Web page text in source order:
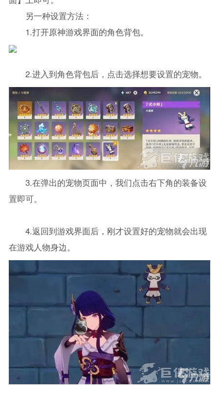
另一种设置方法：
1.打开原神游戏界面的角色背包。
2.进入到角色背包后，点击选择想要设置的宠物。
3.在弹出的宠物页面中，我们点击右下角的装备设
置即可。
4.返回到游戏界面后，刚才设置好的宠物就会出现
在游戏人物身边。